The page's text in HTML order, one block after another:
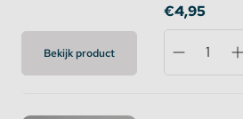
Bekijk product
€4,95